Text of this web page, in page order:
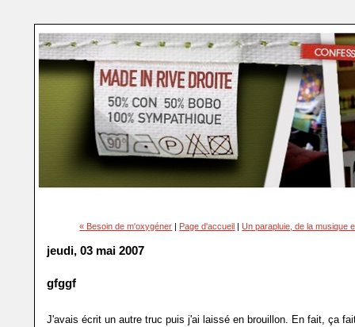
« Besoin de m'oxygéner | Page d'accueil |Un parapluie, de la musique
jeudi, 03 mai 2007
gfggf
J'avais écrit un autre truc puis j'ai laissé en brouillon. En fait, ça